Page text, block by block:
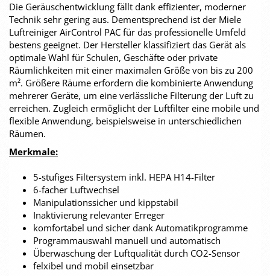
Die Geräuschentwicklung fällt dank effizienter, moderner
Technik sehr gering aus. Dementsprechend ist der Miele
Luftreiniger AirControl PAC für das professionelle Umfeld
bestens geeignet. Der Hersteller klassifiziert das Gerät als
optimale Wahl für Schulen, Geschäfte oder private
Räumlichkeiten mit einer maximalen Größe von bis zu 200
m². Größere Räume erfordern die kombinierte Anwendung
mehrerer Geräte, um eine verlässliche Filterung der Luft zu
erreichen. Zugleich ermöglicht der Luftfilter eine mobile und
flexible Anwendung, beispielsweise in unterschiedlichen
Räumen.
Merkmale:
5-stufiges Filtersystem inkl. HEPA H14-Filter
6-facher Luftwechsel
Manipulationssicher und kippstabil
Inaktivierung relevanter Erreger
komfortabel und sicher dank Automatikprogramme
Programmauswahl manuell und automatisch
Überwaschung der Luftqualität durch CO2-Sensor
felxibel und mobil einsetzbar